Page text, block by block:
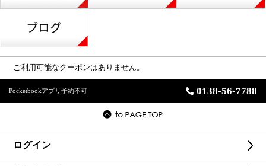
ご利用可能なクーポンはありません。
Pocketbookアプリ予約不可 0138-56-7788
ログイン